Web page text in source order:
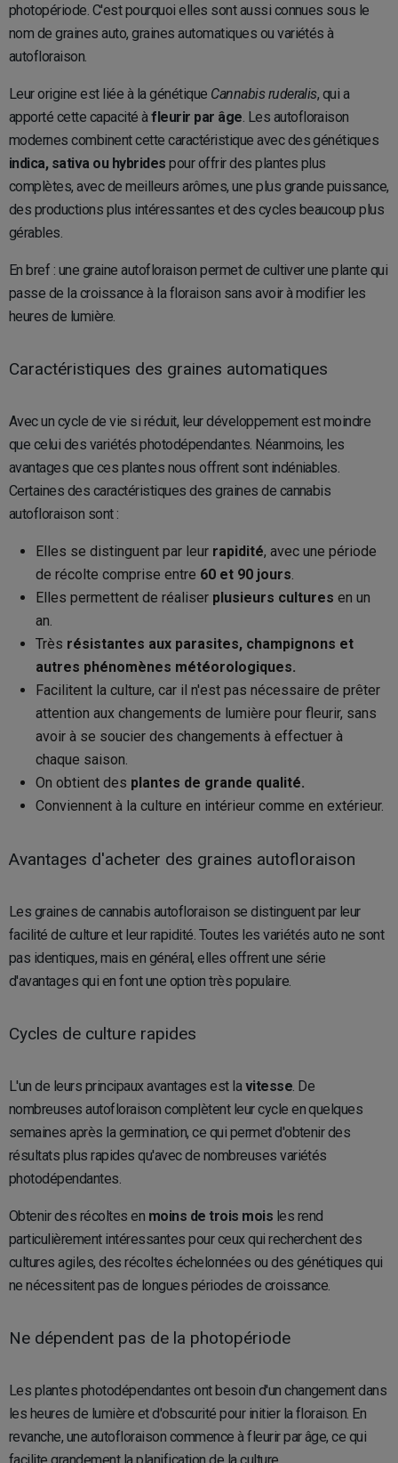
photopériode. C'est pourquoi elles sont aussi connues sous le
nom de graines auto, graines automatiques ou variétés à
autofloraison.
Leur origine est liée à la génétique Cannabis ruderalis, qui a
apporté cette capacité àfleurir par âge. Les autofloraison
modernes combinent cette caractéristique avec des génétiques
indica, sativa ou hybrides pour offrir des plantes plus
complètes, avec de meilleurs arômes, une plus grande puissance,
des productions plus intéressantes et des cycles beaucoup plus
gérables.
En bref : une graine autofloraison permet de cultiver une plante qui
passe de la croissance à la floraison sans avoir à modifier les
heures de lumière.
Caractéristiques des graines automatiques
Avec un cycle de vie si réduit, leur développement est moindre
que celui des variétés photodépendantes. Néanmoins, les
avantages que ces plantes nous offrent sont indéniables.
Certaines des caractéristiques des graines de cannabis
autofloraison sont :
Elles se distinguent par leur rapidité, avec une période
de récolte comprise entre 60 et 90 jours.
Elles permettent de réaliser plusieurs cultures en un
an.
Très résistantes aux parasites, champignons et
autres phénomènes météorologiques.
Facilitent la culture, car il n'est pas nécessaire de prêter
attention aux changements de lumière pour fleurir, sans
avoir à se soucier des changements à effectuer à
chaque saison.
On obtient des plantes de grande qualité.
Conviennent à la culture en intérieur comme en extérieur.
Avantages d'acheter des graines autofloraison
Les graines de cannabis autofloraison se distinguent par leur
facilité de culture et leur rapidité. Toutes les variétés auto ne sont
pas identiques, mais en général, elles offrent une série
d'avantages qui en font une option très populaire.
Cycles de culture rapides
L'un de leurs principaux avantages est lavitesse. De
nombreuses autofloraison complètent leur cycle en quelques
semaines après la germination, ce qui permet d'obtenir des
résultats plus rapides qu'avec de nombreuses variétés
photodépendantes.
Obtenir des récoltes en moins de trois mois les rend
particulièrement intéressantes pour ceux qui recherchent des
cultures agiles, des récoltes échelonnées ou des génétiques qui
ne nécessitent pas de longues périodes de croissance.
Ne dépendent pas de la photopériode
Les plantes photodépendantes ont besoin d'un changement dans
les heures de lumière et d'obscurité pour initier la floraison. En
revanche, une autofloraison commence à fleurir par âge, ce qui